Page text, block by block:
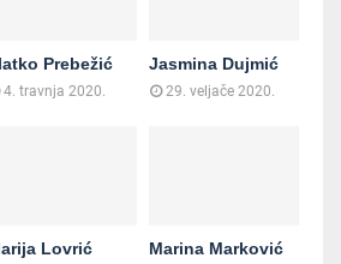
Prebežić
4. travnja 2020.
Jasmina Dujmić
29. veljače 2020.
Lovrić Marina Marković